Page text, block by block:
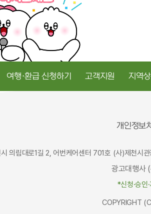
여행·환급 신청하기 고객지원 지역
개인정보
의림대로1길 2, 어번케어센터 701호 (사)제천시관
광고대행사
*신청·승인
COPYRIGHT